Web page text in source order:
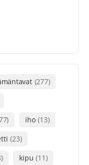
(277)
iho (13)
(23)
kipu (11)